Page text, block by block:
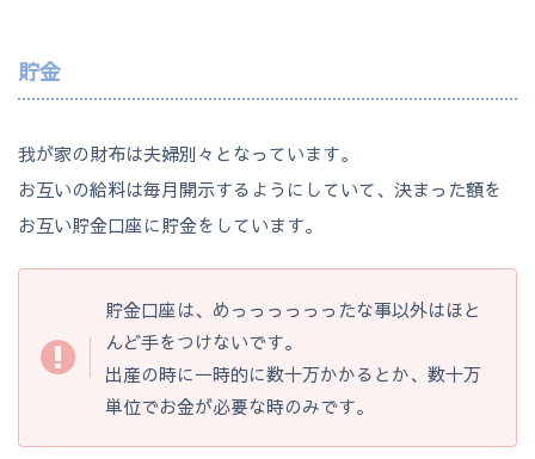
貯金
我が家の財布は夫婦別々となっています。
お互いの給料は毎月開示するようにしていて、決まった額を
お互い貯金口座に貯金をしています。
貯金口座は、めっっっっっったな事以外はほと
んど手をつけないです。
出産の時に一時的に数十万かかるとか、数十万
単位でお金が必要な時のみです。